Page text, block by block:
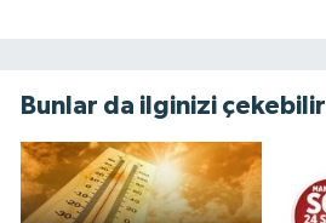
Bunlar da ilginizi çekebilir